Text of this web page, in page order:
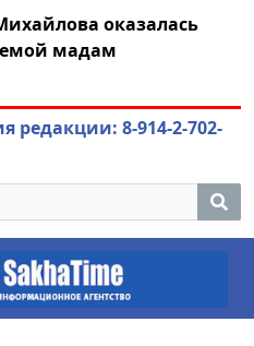
оказалась
мадам
редакции: 8-914-2-702-